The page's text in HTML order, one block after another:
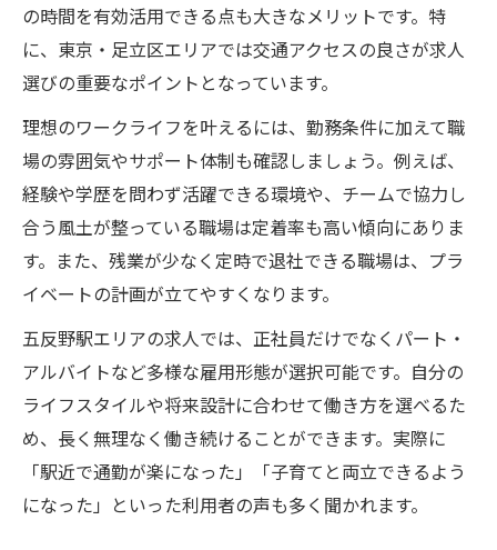
の時間を有効活用できる点も大きなメリットです。特
に、東京・足立区エリアでは交通アクセスの良さが求人
選びの重要なポイントとなっています。
理想のワークライフを叶えるには、勤務条件に加えて職
場の雰囲気やサポート体制も確認しましょう。例えば、
経験や学歴を問わず活躍できる環境や、チームで協力し
合う風土が整っている職場は定着率も高い傾向にありま
す。また、残業が少なく定時で退社できる職場は、プラ
イベートの計画が立てやすくなります。
五反野駅エリアの求人では、正社員だけでなくパート・
アルバイトなど多様な雇用形態が選択可能です。自分の
ライフスタイルや将来設計に合わせて働き方を選べるた
め、長く無理なく働き続けることができます。実際に
「駅近で通勤が楽になった」「子育てと両立できるよう
になった」といった利用者の声も多く聞かれます。